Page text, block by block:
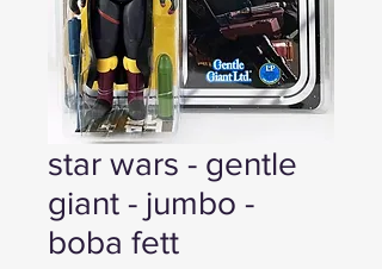
star wars - gentle
giant - jumbo -
boba fett